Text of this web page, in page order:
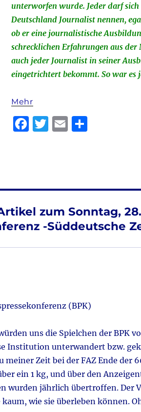
unterworfen wurde. Jeder darf
Deutschland Journalist nennen,
ob er eine journalistische
schrecklichen Erfahrungen aus
auch jeder Journalist in seiner
eingetrichtert bekommt. So war es
Mehr
F
b
o
o
k
T
r
E T
zum Sonntag,
-Süddeutsche
(BPK)
uns die Spielchen der BPK
Institution unterwandert bzw.
Zeit bei der FAZ Ende der
ein 1 kg, und über den
wurden jährlich übertroffen. Der
kaum, wie sie überleben können.